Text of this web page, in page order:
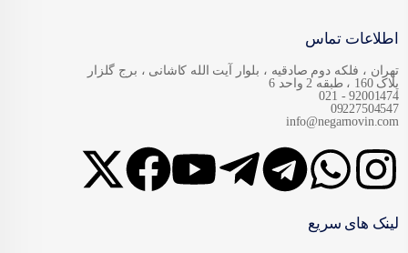
اطلاعات تماس
تهران ، فلکه دوم صادقیه ، بلوار آیت الله کاشانی ، برج گلزار
پلاک 160 ، طبقه 2 واحد 6
92001474 - 021
09227504547
info@negarnovin.com
لینک های سریع